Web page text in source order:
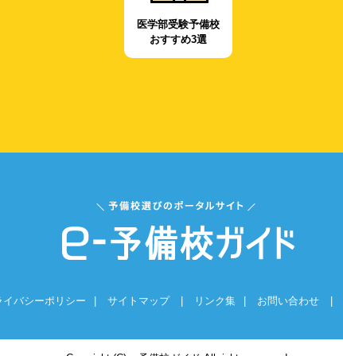
医学部受験予備校
おすすめ3選
イバシーポリシー サイトマップ リンク集 お問い合わせ